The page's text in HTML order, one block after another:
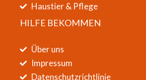
Haustier & Pflege
HILFE BEKOMMEN
Über uns
Impressum
Datenschutzrichtlinie